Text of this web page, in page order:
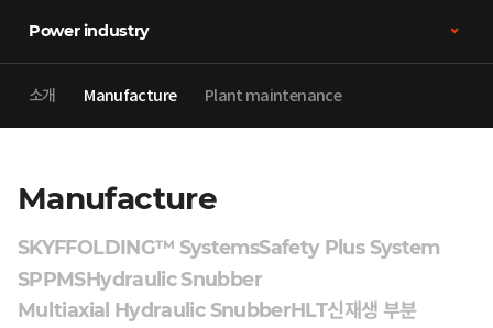
Power industry
소개 Manufacture Plant maintenance
Manufacture
SKYFFOLDING™ SystemsSafety Plus System
SPPMSHydraulic Snubber
Multiaxial Hydraulic SnubberHLT신재생 부분